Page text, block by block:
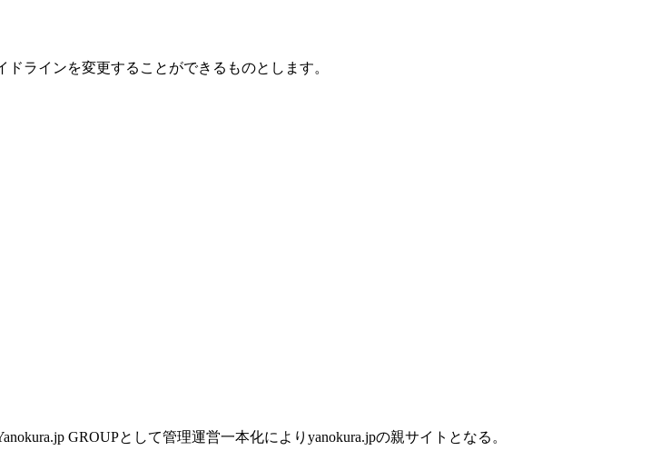
ラインを変更することができるものとします。
GROUPとして管理運営一本化によりyanokura.jpの親サイトとなる。